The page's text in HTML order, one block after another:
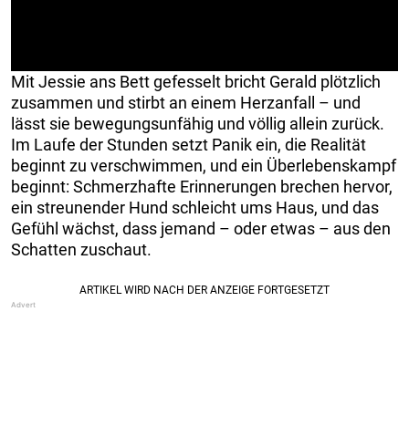
Mit Jessie ans Bett gefesselt bricht Gerald plötzlich
zusammen und stirbt an einem Herzanfall – und
lässt sie bewegungsunfähig und völlig allein zurück.
Im Laufe der Stunden setzt Panik ein, die Realität
beginnt zu verschwimmen, und ein Überlebenskampf
beginnt: Schmerzhafte Erinnerungen brechen hervor,
ein streunender Hund schleicht ums Haus, und das
Gefühl wächst, dass jemand – oder etwas – aus den
Schatten zuschaut.